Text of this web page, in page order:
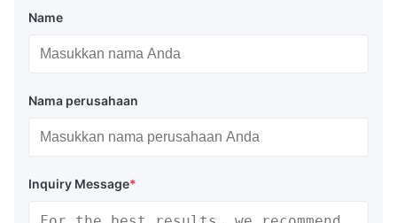
Name
Nama perusahaan
Inquiry Message*